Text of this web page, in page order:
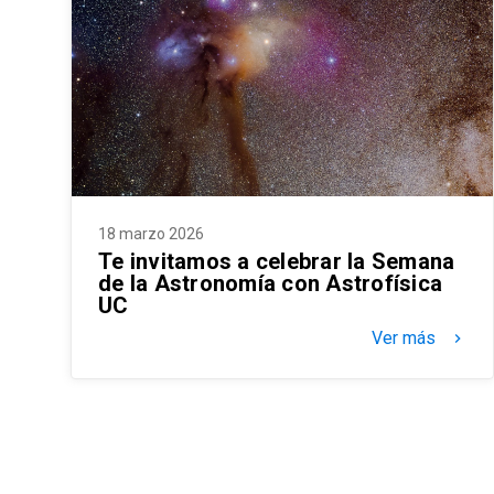
18 marzo 2026
Te invitamos a celebrar la Semana
de la Astronomía con Astrofísica
UC
Ver más keyboard_arrow_right